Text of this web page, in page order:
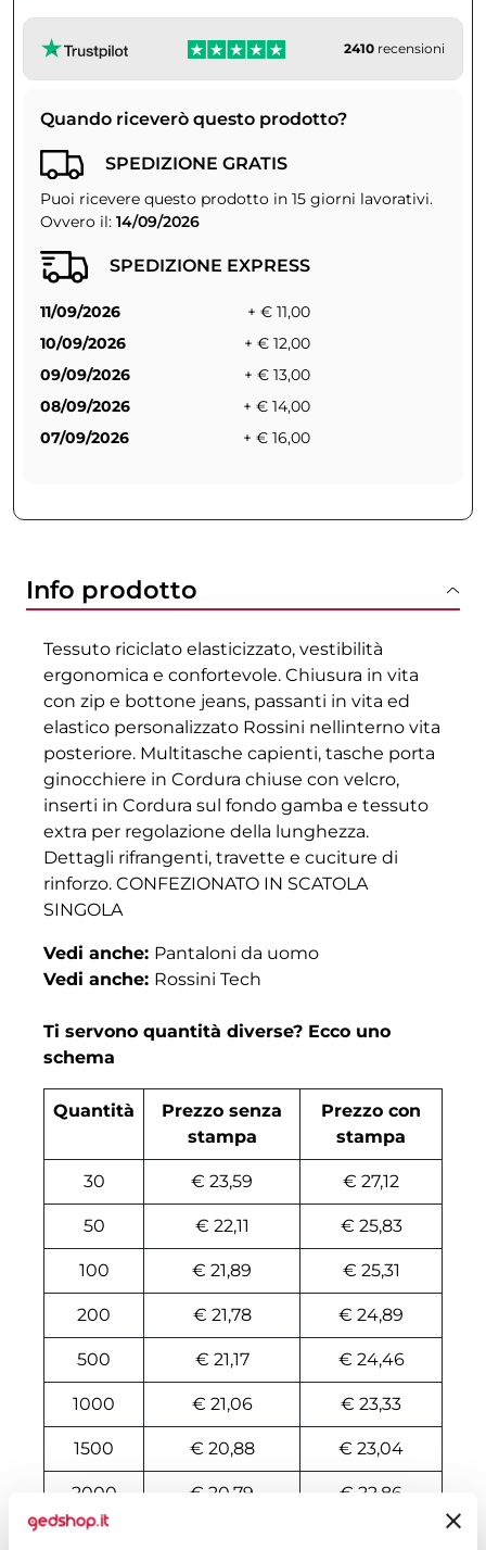
2410 recensioni
Quando riceverò questo prodotto?
SPEDIZIONE GRATIS
Puoi ricevere questo prodotto in 15 giorni lavorativi.
Ovvero il: 14/09/2026
SPEDIZIONE EXPRESS
11/09/2026
+ € 11,00
10/09/2026
+ € 12,00
09/09/2026
+ € 13,00
08/09/2026
+ € 14,00
07/09/2026
+ € 16,00
Info prodotto
Tessuto riciclato elasticizzato, vestibilità
ergonomica e confortevole. Chiusura in vita
con zip e bottone jeans, passanti in vita ed
elastico personalizzato Rossini nellinterno vita
posteriore. Multitasche capienti, tasche porta
ginocchiere in Cordura chiuse con velcro,
inserti in Cordura sul fondo gamba e tessuto
extra per regolazione della lunghezza.
Dettagli rifrangenti, travette e cuciture di
rinforzo. CONFEZIONATO IN SCATOLA
SINGOLA
Vedi anche: Pantaloni da uomo
Vedi anche: Rossini Tech
Ti servono quantità diverse? Ecco uno
schema
Quantità
Prezzo senza
stampa
Prezzo con
stampa
30 € 23,59 € 27,12
50 € 22,11 € 25,83
100 € 21,89 € 25,31
200 € 21,78 € 24,89
500 € 21,17 € 24,46
1000 € 21,06 € 23,33
1500 € 20,88 € 23,04
2000 € 20,79 € 22,86